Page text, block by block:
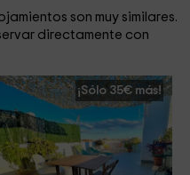
son muy similares.
directamente con
¡Sólo 35€ más!